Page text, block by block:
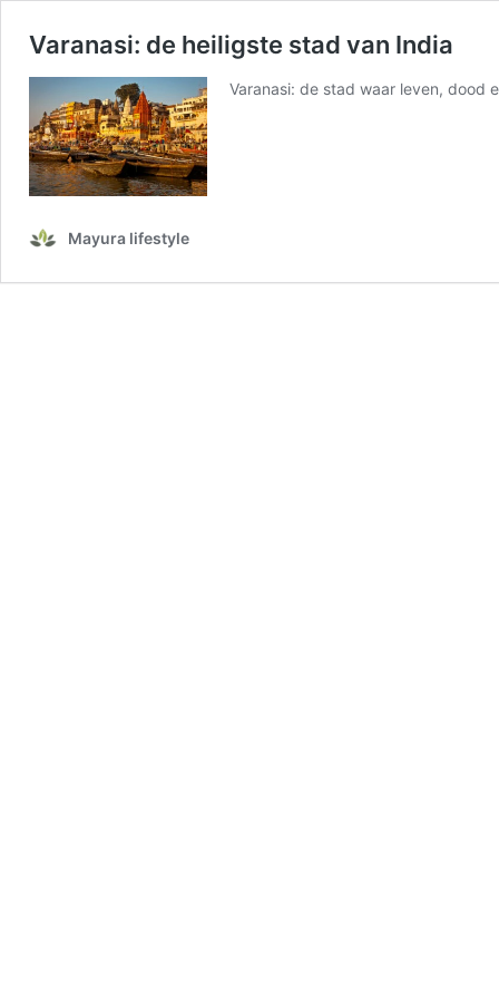
Varanasi: de heiligste stad van India
Varanasi: de stad waar leven, dood
Mayura lifestyle